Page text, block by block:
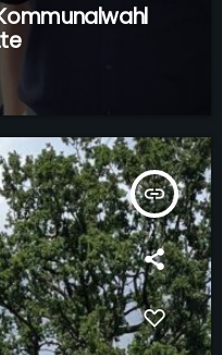
insert_link